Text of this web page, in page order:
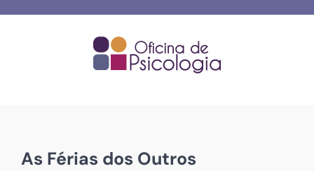
As Férias dos Outros